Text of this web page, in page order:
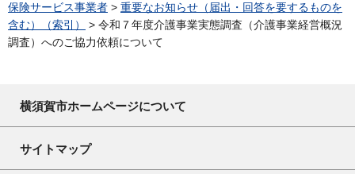
保険サービス事業者 > 重要なお知らせ（届出・回答を要するものを
含む）（索引）
> 令和７年度介護事業実態調査（介護事業経営概況
調査）へのご協力依頼について
横須賀市ホームページについて
サイトマップ